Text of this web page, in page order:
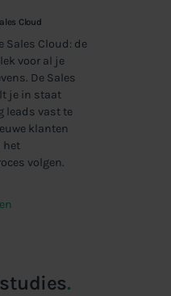
Cloud
Sales Cloud: de
voor al je
De Sales
je in staat
leads vast te
klanten
het
volgen.
.